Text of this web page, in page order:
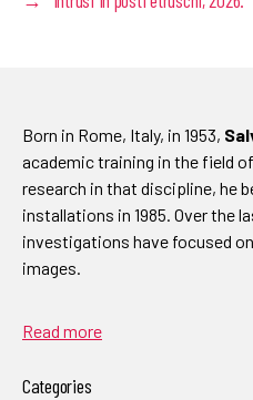
Born in Rome, Italy, in 1953,
academic training in the field
research in that discipline, he
installations in 1985. Over the
investigations have focused
images.
Read more
Categories